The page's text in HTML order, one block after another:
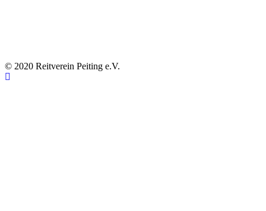
© 2020 Reitverein Peiting e.V.